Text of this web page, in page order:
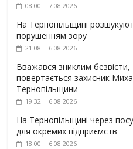
08:00 | 7.08.2026
На Тернопільщині
порушенням зору
21:08 | 6.08.2026
Вважався зниклим
повертається захисник
Тернопільщини
19:32 | 6.08.2026
На Тернопільщині через
для окремих підприємств
18:00 | 6.08.2026